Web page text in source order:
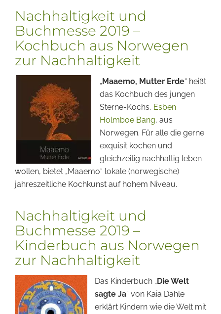
Nachhaltigkeit und
Buchmesse 2019 –
Kochbuch aus Norwegen
zur Nachhaltigkeit
„Maaemo, Mutter Erde“ heißt
das Kochbuch des jungen
Sterne-Kochs, Esben
Holmboe Bang, aus
Norwegen. Für alle die gerne
exquisit kochen und
gleichzeitig nachhaltig leben
wollen, bietet „Maaemo“ lokale (norwegische)
jahreszeitliche Kochkunst auf hohem Niveau.
Nachhaltigkeit und
Buchmesse 2019 –
Kinderbuch aus Norwegen
zur Nachhaltigkeit
Das Kinderbuch „Die Welt
sagte Ja“ von Kaia Dahle
erklärt Kindern wie die Welt mit